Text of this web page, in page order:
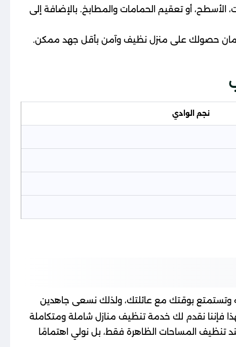
أو تعقيم الحمامات والمطابخ. بالإضافة إلى
حصولك على منزل نظيف وآمن بأقل جهد ممكن.
نجم الوادي
وتستمتع بوقتك مع عائلتك، ولذلك نسعى جاهدين
فإننا نقدم لك خدمة تنظيف منازل شاملة ومتكاملة
تنظيف المساحات الظاهرة فقط، بل نولي اهتمامًا